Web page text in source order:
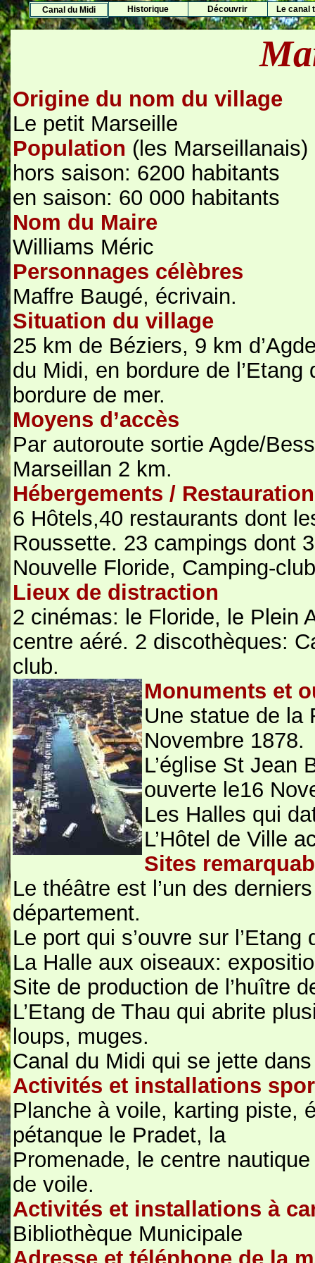
Canal du Midi Historique Découvrir Le canal
Origine du nom du village
Le petit Marseille
Population (les Marseillanais)
hors saison: 6200 habitants
en saison: 60 000 habitants
Nom du Maire
Williams Méric
Personnages célèbres
Maffre Baugé, écrivain.
Situation du village
25 km de Béziers, 9 km
du Midi, en bordure de
bordure de mer.
Moyens d’accès
Par autoroute sortie Agde/
Marseillan 2 km.
Hébergements / Restauration
6 Hôtels,40 restaurants dont
Roussette. 23 campings dont
Nouvelle Floride, Camping-
Lieux de distraction
2 cinémas: le Floride, le Plein
centre aéré. 2 discothèques:
club.
Monuments et
Une statue de la
Novembre 1878.
L’église St Jean
ouverte le16
Les Halles qui
L’Hôtel de Ville
Sites
Le théâtre est l’un des
département.
Le port qui s’ouvre sur
La Halle aux oiseaux:
Site de production de l’huître
L’Etang de Thau qui abrite
loups, muges.
Canal du Midi qui se jette dans
Activités et installations
Planche à voile, karting piste,
pétanque le Pradet, la
Promenade, le centre
de voile.
Activités et installations à
Bibliothèque Municipale
Adresse et téléphone de la